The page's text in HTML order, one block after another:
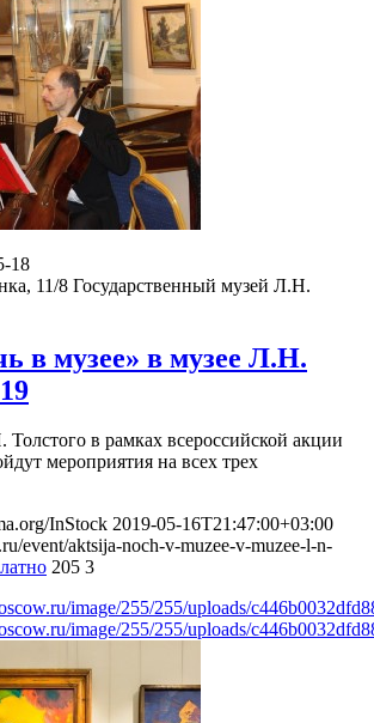
18
11/8 Государственный музей Л.Н.
в музее» в музее Л.Н.
Толстого в рамках всероссийской акции
мероприятия на всех трех
InStock 2019-05-16T21:47:00+03:00
event/aktsija-noch-v-muzee-v-muzee-l-n-
205 3
image/255/255/uploads/
image/255/255/uploads/